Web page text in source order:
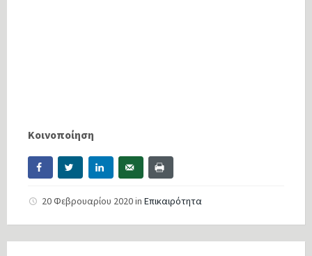
Κοινοποίηση
20 Φεβρουαρίου 2020in Επικαιρότητα